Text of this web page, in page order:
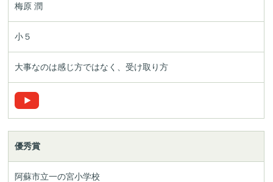
梅原 潤
小５
大事なのは感じ方ではなく、受け取り方
優秀賞
阿蘇市立一の宮小学校